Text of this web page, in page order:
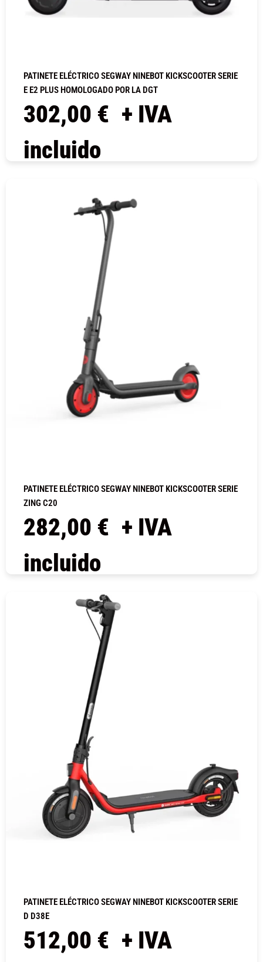
PATINETE ELÉCTRICO SEGWAY NINEBOT KICKSCOOTER SERIE
E E2 PLUS HOMOLOGADO POR LA DGT
302,00 € + IVA
incluido
PATINETE ELÉCTRICO SEGWAY NINEBOT KICKSCOOTER SERIE
ZING C20
282,00 € + IVA
incluido
PATINETE ELÉCTRICO SEGWAY NINEBOT KICKSCOOTER SERIE
D D38E
512,00 € + IVA